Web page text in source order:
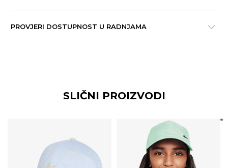
PROVJERI DOSTUPNOST U RADNJAMA
SLIČNI PROIZVODI